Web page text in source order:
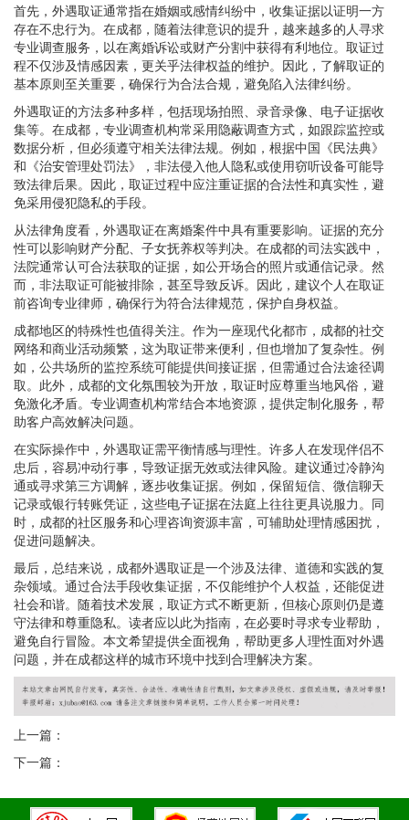
首先，外遇取证通常指在婚姻或感情纠纷中，收集证据以证明一方
存在不忠行为。在成都，随着法律意识的提升，越来越多的人寻求
专业调查服务，以在离婚诉讼或财产分割中获得有利地位。取证过
程不仅涉及情感因素，更关乎法律权益的维护。因此，了解取证的
基本原则至关重要，确保行为合法合规，避免陷入法律纠纷。
外遇取证的方法多种多样，包括现场拍照、录音录像、电子证据收
集等。在成都，专业调查机构常采用隐蔽调查方式，如跟踪监控或
数据分析，但必须遵守相关法律法规。例如，根据中国《民法典》
和《治安管理处罚法》，非法侵入他人隐私或使用窃听设备可能导
致法律后果。因此，取证过程中应注重证据的合法性和真实性，避
免采用侵犯隐私的手段。
从法律角度看，外遇取证在离婚案件中具有重要影响。证据的充分
性可以影响财产分配、子女抚养权等判决。在成都的司法实践中，
法院通常认可合法获取的证据，如公开场合的照片或通信记录。然
而，非法取证可能被排除，甚至导致反诉。因此，建议个人在取证
前咨询专业律师，确保行为符合法律规范，保护自身权益。
成都地区的特殊性也值得关注。作为一座现代化都市，成都的社交
网络和商业活动频繁，这为取证带来便利，但也增加了复杂性。例
如，公共场所的监控系统可能提供间接证据，但需通过合法途径调
取。此外，成都的文化氛围较为开放，取证时应尊重当地风俗，避
免激化矛盾。专业调查机构常结合本地资源，提供定制化服务，帮
助客户高效解决问题。
在实际操作中，外遇取证需平衡情感与理性。许多人在发现伴侣不
忠后，容易冲动行事，导致证据无效或法律风险。建议通过冷静沟
通或寻求第三方调解，逐步收集证据。例如，保留短信、微信聊天
记录或银行转账凭证，这些电子证据在法庭上往往更具说服力。同
时，成都的社区服务和心理咨询资源丰富，可辅助处理情感困扰，
促进问题解决。
最后，总结来说，成都外遇取证是一个涉及法律、道德和实践的复
杂领域。通过合法手段收集证据，不仅能维护个人权益，还能促进
社会和谐。随着技术发展，取证方式不断更新，但核心原则仍是遵
守法律和尊重隐私。读者应以此为指南，在必要时寻求专业帮助，
避免自行冒险。本文希望提供全面视角，帮助更多人理性面对外遇
问题，并在成都这样的城市环境中找到合理解决方案。
上一篇：
下一篇：